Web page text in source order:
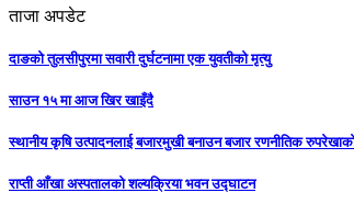
ताजा अपडेट
दाङको तुलसीपुरमा सवारी दुर्घटनामा एक युवतीको मृत्यु
साउन १५ मा आज खिर खाइँदै
स्थानीय कृषि उत्पादनलाई बजारमुखी बनाउन बजार रणनीतिक
राप्ती आँखा अस्पतालको शल्यक्रिया भवन उद्घाटन